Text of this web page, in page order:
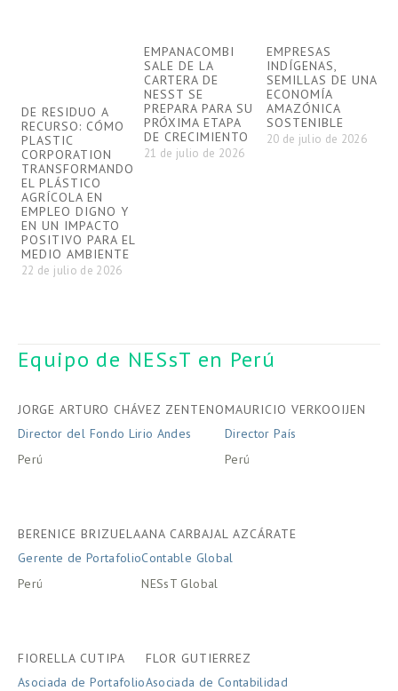
DE RESIDUO A
RECURSO: CÓMO
PLASTIC
CORPORATION
TRANSFORMANDO
EL PLÁSTICO
AGRÍCOLA EN
EMPLEO DIGNO Y
EN UN IMPACTO
POSITIVO PARA EL
MEDIO AMBIENTE
22 de julio de 2026
EMPANACOMBI
SALE DE LA
CARTERA DE
NESST SE
PREPARA PARA SU
PRÓXIMA ETAPA
DE CRECIMIENTO
21 de julio de 2026
EMPRESAS
INDÍGENAS,
SEMILLAS DE UNA
ECONOMÍA
AMAZÓNICA
SOSTENIBLE
20 de julio de 2026
Equipo de NESsT en Perú
JORGE ARTURO CHÁVEZ ZENTENO
Director del Fondo Lirio Andes
Perú
MAURICIO VERKOOIJEN
Director País
Perú
BERENICE BRIZUELA
Gerente de Portafolio
Perú
ANA CARBAJAL AZCÁRATE
Contable Global
NESsT Global
FIORELLA CUTIPA
Asociada de Portafolio
FLOR GUTIERREZ
Asociada de Contabilidad